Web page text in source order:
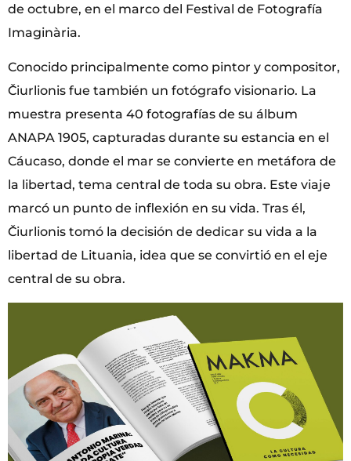
de octubre, en el marco del Festival de Fotografía
Imaginària.
Conocido principalmente como pintor y compositor,
Čiurlionis fue también un fotógrafo visionario. La
muestra presenta 40 fotografías de su álbum
ANAPA 1905, capturadas durante su estancia en el
Cáucaso, donde el mar se convierte en metáfora de
la libertad, tema central de toda su obra. Este viaje
marcó un punto de inflexión en su vida. Tras él,
Čiurlionis tomó la decisión de dedicar su vida a la
libertad de Lituania, idea que se convirtió en el eje
central de su obra.